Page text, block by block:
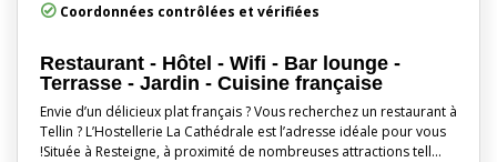
Coordonnées contrôlées et vérifiées
Restaurant - Hôtel - Wifi - Bar lounge -
Terrasse - Jardin - Cuisine française
Envie d’un délicieux plat français ? Vous recherchez un restaurant à
Tellin ? L’Hostellerie La Cathédrale est l’adresse idéale pour vous
!Située à Resteigne, à proximité de nombreuses attractions tell…